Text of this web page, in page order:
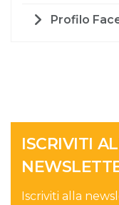
Profilo
ISCRIVITI
Iscriviti alla